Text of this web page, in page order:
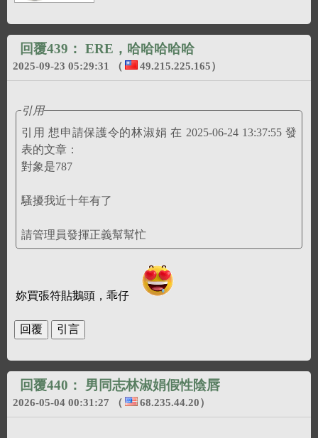
回覆439： ERE，哈哈哈哈哈
2025-09-23 05:29:31 （ 49.215.225.165）
引用
引用 想申請保護令的林淑娟 在 2025-06-24 13:37:55 發
表的文章：
對象是787
騷擾我近十年有了
請管理員發揮正義幫幫忙
妳買張符貼鵝頭，乖仔
回覆440： 男同志林淑娟假性陰唇
2026-05-04 00:31:27 （ 68.235.44.20）